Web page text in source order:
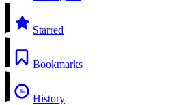
Starred
Bookmarks
History